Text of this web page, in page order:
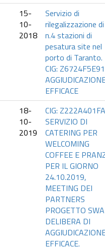
15-
10-
2018
Servizio di
rilegalizzazione di
n.4 stazioni di
pesatura site nel
porto di Taranto.
CIG:
EFFICACE
18-
10-
2019
CIG:
SERVIZIO DI
CATERING PER
WELCOMING
COFFEE E
PER IL GIORNO
24.10.2019,
MEETING DEI
PARTNERS
PROGETTO
DELIBERA DI
EFFICACE.